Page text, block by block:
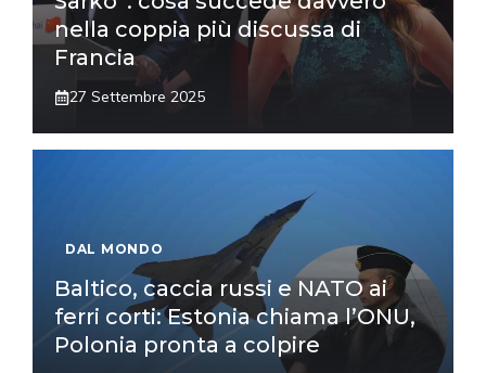
nella coppia più discussa di
Francia
27 Settembre 2025
DAL MONDO
Baltico, caccia russi e NATO ai
ferri corti: Estonia chiama l’ONU,
Polonia pronta a colpire